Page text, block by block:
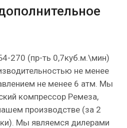
270 (пр-ть 0,7куб.м.\мин)
не менее
не менее 6 атм. Мы
компрессор Ремеза,
производстве (за 2
Мы являемся дилерами